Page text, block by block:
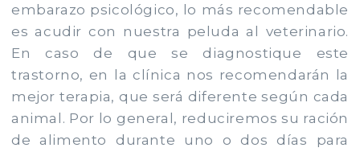
embarazo psicológico, lo más recomendable
es acudir con nuestra peluda al veterinario.
En caso de que se diagnostique este
trastorno, en la clínica nos recomendarán la
mejor terapia, que será diferente según cada
animal. Por lo general, reduciremos su ración
de alimento durante uno o dos días para